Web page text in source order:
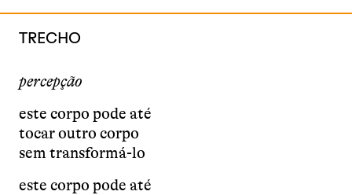
TRECHO
percepção
este corpo pode até
tocar outro corpo
sem transformá-lo
este corpo pode até